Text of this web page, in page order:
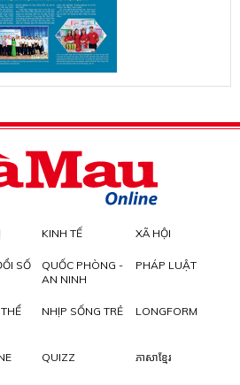
KINH TẾ XÃ HỘI
SỐ
QUỐC PHÒNG -
AN NINH
PHÁP LUẬT
NHỊP SỐNG TRẺ LONGFORM
QUIZZ ភាសាខ្មែរ